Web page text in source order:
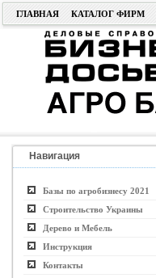
ГЛАВНАЯ КАТАЛОГ ФИРМ
Навигация
Базы по агробизнесу 2021
Строительство Украины
Дерево и Мебель
Инструкция
Контакты